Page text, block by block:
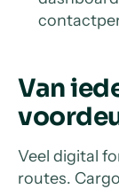
Van
Veel digital
routes.